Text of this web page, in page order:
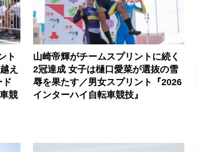
ト
え
ド
競
山崎帝輝がチームスプリントに続く
2冠達成 女子は樋口愛菜が選抜の雪
辱を果たす／男女スプリント『2026
インターハイ自転車競技』